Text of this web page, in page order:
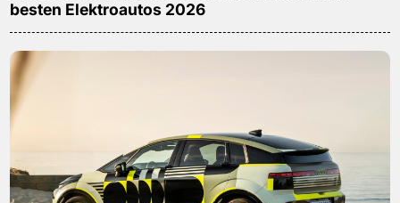
besten Elektroautos 2026